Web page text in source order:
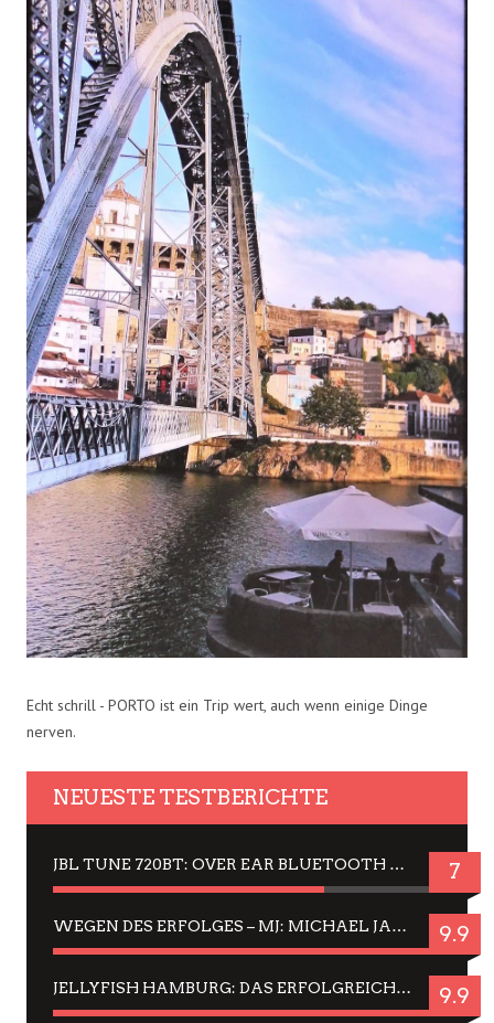
Echt schrill - PORTO ist ein Trip wert, auch wenn einige Dinge
nerven.
NEUESTE TESTBERICHTE
JBL TUNE 720BT: OVER EAR BLUETOOTH KOPFHÖRER UM DIE 50,-€ IM DAUER-TEST 7
WEGEN DES ERFOLGES – MJ: MICHAEL JACKSON MUSICAL IN EINER MATINEE SEHEN 9.9
JELLYFISH HAMBURG: DAS ERFOLGREICHE SOMMER-MENÜ 2025 IN GEFÜHLEN UND BILDERN 9.9